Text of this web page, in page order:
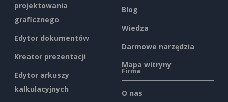
projektowania
graficznego
Edytor dokumentów
Kreator prezentacji
Edytor arkuszy
kalkulacyjnych
Blog
Wiedza
Darmowe narzędzia
Mapa witryny
Firma
O nas